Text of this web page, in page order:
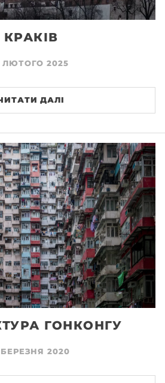
КРАКІВ
ЛЮТОГО 2025
ДАЛІ
ГОНКОНГУ
2020